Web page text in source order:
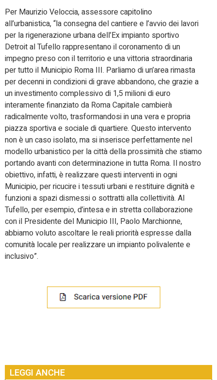
Per Maurizio Veloccia, assessore capitolino
all’urbanistica, “la consegna del cantiere e l’avvio dei lavori
per la rigenerazione urbana dell’Ex impianto sportivo
Detroit al Tufello rappresentano il coronamento di un
impegno preso con il territorio e una vittoria straordinaria
per tutto il Municipio Roma III. Parliamo di un’area rimasta
per decenni in condizioni di grave abbandono, che grazie a
un investimento complessivo di 1,5 milioni di euro
interamente finanziato da Roma Capitale cambierà
radicalmente volto, trasformandosi in una vera e propria
piazza sportiva e sociale di quartiere. Questo intervento
non è un caso isolato, ma si inserisce perfettamente nel
modello urbanistico per la città della prossimità che stiamo
portando avanti con determinazione in tutta Roma. Il nostro
obiettivo, infatti, è realizzare questi interventi in ogni
Municipio, per ricucire i tessuti urbani e restituire dignità e
funzioni a spazi dismessi o sottratti alla collettività. Al
Tufello, per esempio, d’intesa e in stretta collaborazione
con il Presidente del Municipio III, Paolo Marchionne,
abbiamo voluto ascoltare le reali priorità espresse dalla
comunità locale per realizzare un impianto polivalente e
inclusivo”.
LEGGI ANCHE